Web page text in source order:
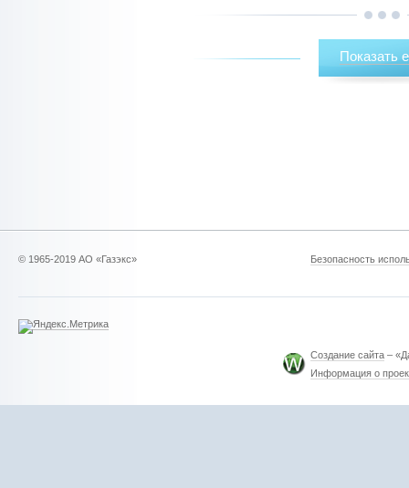
Показать
© 1965-2019 АО «Газэкс» Безопасность
Создание сайта –
Информация о